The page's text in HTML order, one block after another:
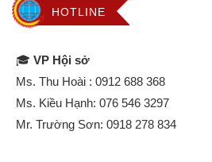
HOTLINE
🎓 VP Hội sở
Ms. Thu Hoài : 0912 688 368
Ms. Kiều Hạnh: 076 546 3297
Mr. Trường Sơn: 0918 278 834